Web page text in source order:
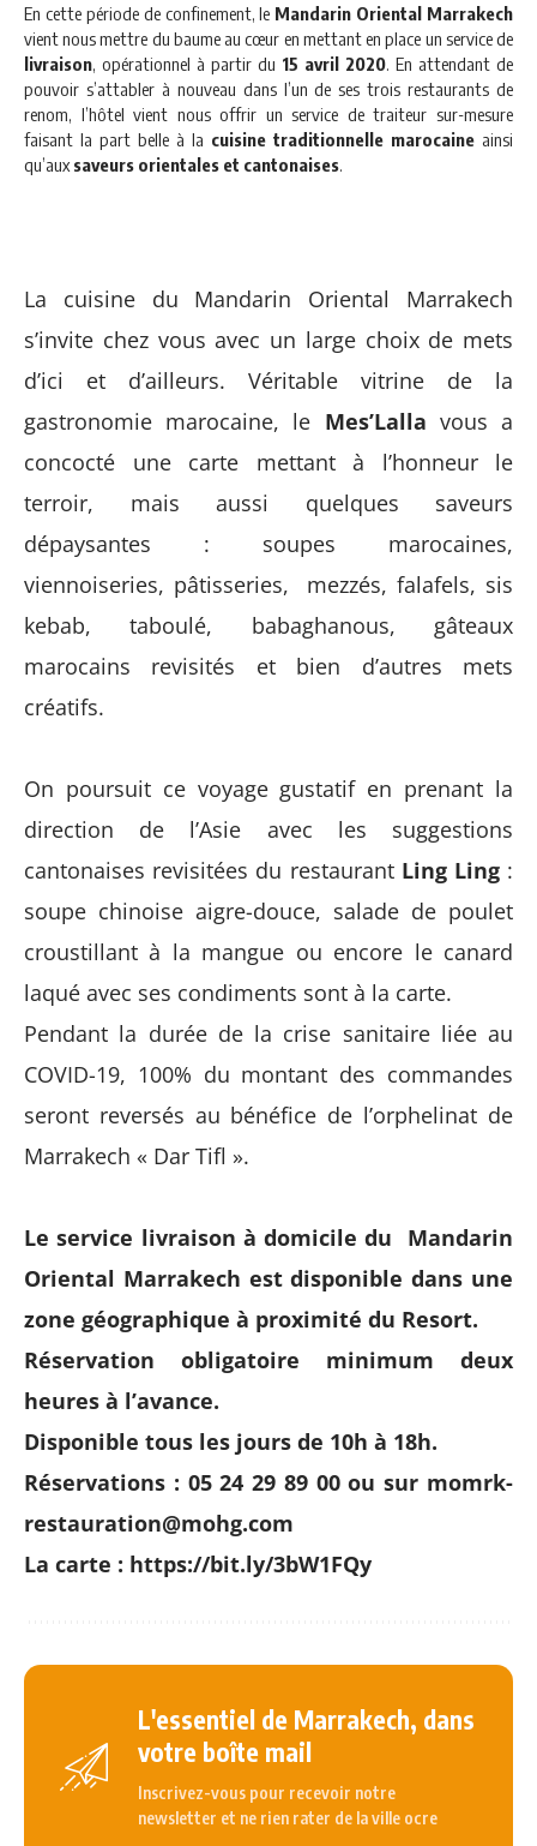
En cette période de confinement, le Mandarin Oriental Marrakech
vient nous mettre du baume au cœur en mettant en place un service de
livraison, opérationnel à partir du 15 avril 2020. En attendant de
pouvoir s’attabler à nouveau dans l’un de ses trois restaurants de
renom, l’hôtel vient nous offrir un service de traiteur sur-mesure
faisant la part belle à la cuisine traditionnelle marocaine ainsi
qu’aux saveurs orientales et cantonaises.
La cuisine du Mandarin Oriental Marrakech
s’invite chez vous avec un large choix de mets
d’ici et d’ailleurs. Véritable vitrine de la
gastronomie marocaine, le Mes’Lalla vous a
concocté une carte mettant à l’honneur le
terroir, mais aussi quelques saveurs
dépaysantes : soupes marocaines,
viennoiseries, pâtisseries, mezzés, falafels, sis
kebab, taboulé, babaghanous, gâteaux
marocains revisités et bien d’autres mets
créatifs.
On poursuit ce voyage gustatif en prenant la
direction de l’Asie avec les suggestions
cantonaises revisitées du restaurant Ling Ling:
soupe chinoise aigre-douce, salade de poulet
croustillant à la mangue ou encore le canard
laqué avec ses condiments sont à la carte.
Pendant la durée de la crise sanitaire liée au
COVID-19, 100% du montant des commandes
seront reversés au bénéfice de l’orphelinat de
Marrakech « Dar Tifl ».
Le service livraison à domicile du Mandarin
Oriental Marrakech est disponible dans une
zone géographique à proximité du Resort.
Réservation obligatoire minimum deux
heures à l’avance.
Disponible tous les jours de 10h à 18h.
Réservations : 05 24 29 89 00 ou sur momrk-
restauration@mohg.com
La carte : https://bit.ly/3bW1FQy
L'essentiel de Marrakech, dans
votre boîte mail
Inscrivez-vous pour recevoir notre
newsletter et ne rien rater de la ville ocre